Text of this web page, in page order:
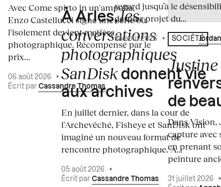
Avec Come spirto in un'ampolla,
Enzo Castellucci signe une série où
l'isolement devient matière
photographique. Récompensé par le
prix...
06 août 2026
•
Écrit par Cassandre Thomas
À Arles,les
conversations
photographiques
SanDisk donnent vie
aux archives
En juillet dernier, dans la cour de
l'Archevêché, Fisheye et SanDisk ont
imaginé un nouveau format de
rencontre photographique. À...
05 août 2026
•
Écrit par Cassandre Thomas
regard jusqu’à le
dernier projet du...
04 août 2026 • Écrit par
SOCIÉTÉ
de
Dans
capture avec
en prenant
peinture
31 juillet 2026